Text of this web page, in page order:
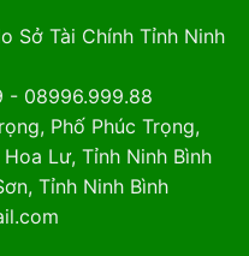
Sở Tài Chính Tỉnh Ninh
- 08996.999.88
Phố Phúc Trọng,
Lư, Tỉnh Ninh Bình
Tỉnh Ninh Bình